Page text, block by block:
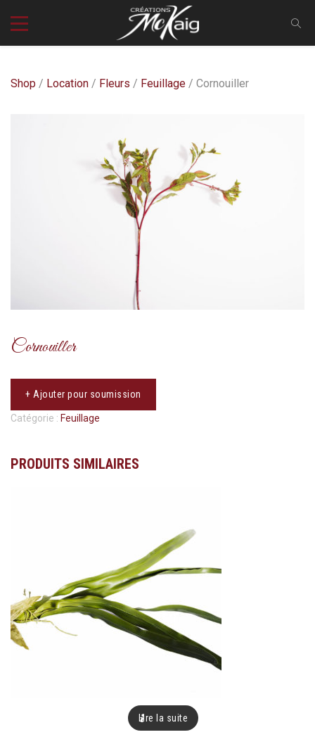
Shop / Location / Fleurs / Feuillage / Cornouiller
Cornouiller
+ Ajouter pour soumission
Catégorie : Feuillage
PRODUITS SIMILAIRES
Lire la suite